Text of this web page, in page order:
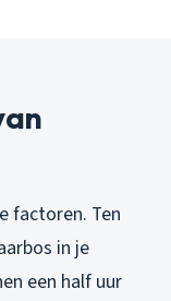
factoren. Ten
in je
een half uur